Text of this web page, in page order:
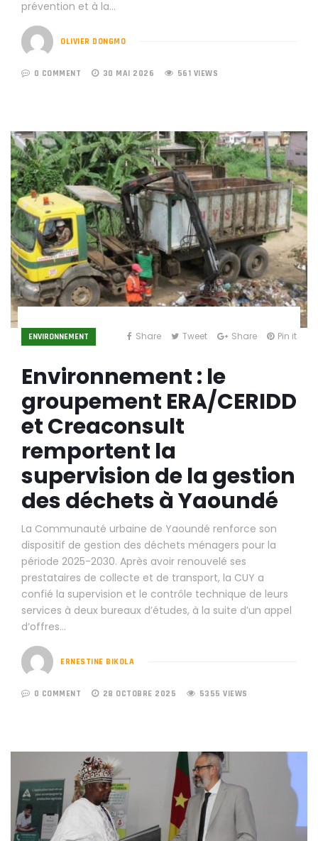
prévention et à la…
OLIVIER DONGMO
0 COMMENT 30 MAI 2026 561 VIEWS
ENVIRONNEMENT Share Tweet Share Pin it
Environnement : le
groupement ERA/CERIDD
et Creaconsult
remportent la
supervision de la gestion
des déchets à Yaoundé
La Communauté urbaine de Yaoundé renforce son
dispositif de gestion des déchets ménagers pour la
période 2025-2030. Après avoir renouvelé ses
prestataires de collecte et de transport, la CUY a
confié la supervision et le contrôle technique de leurs
services à deux bureaux d’études, à la suite d’un appel
d’offres…
ERNESTINE BIKOLA
0 COMMENT 28 OCTOBRE 2025 5355 VIEWS